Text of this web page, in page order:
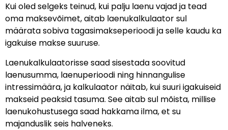
Kui oled selgeks teinud, kui palju laenu vajad ja tead
oma maksevõimet, aitab laenukalkulaator sul
määrata sobiva tagasimakseperioodi ja selle kaudu ka
igakuise makse suuruse.
Laenukalkulaatorisse saad sisestada soovitud
laenusumma, laenuperioodi ning hinnangulise
intressimäära, ja kalkulaator näitab, kui suuri igakuiseid
makseid peaksid tasuma. See aitab sul mõista, millise
laenukohustusega saad hakkama ilma, et su
majanduslik seis halveneks.